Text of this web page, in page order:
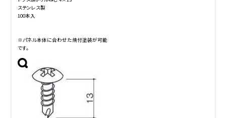
ステンレス製
100本入
※パネル本体に合わせた焼付塗装が可能
です。